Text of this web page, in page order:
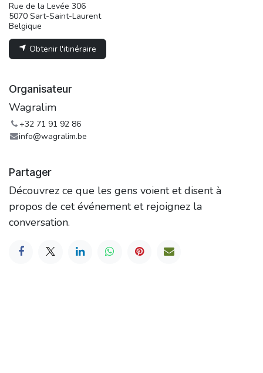
Rue de la Levée 306
5070 Sart-Saint-Laurent
Belgique
Obtenir l'itinéraire
Organisateur
Wagralim
+32 71 91 92 86
info@wagralim.be
Partager
Découvrez ce que les gens voient et disent à
propos de cet événement et rejoignez la
conversation.